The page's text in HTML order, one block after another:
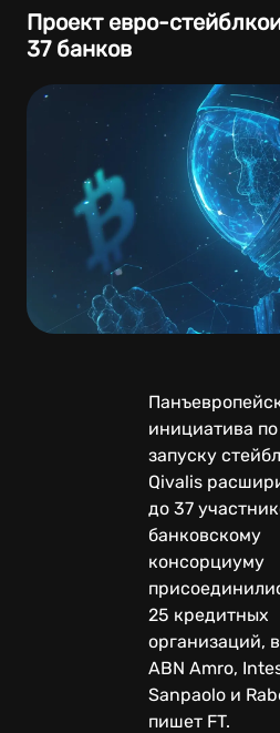
Проект евро-
37 банков
инициатива по
запуску
Qivalis
до 37
банковскому
консорциуму
25 кредитных
организаций,
ABN Amro,
Sanpaolo и
пишет FT.